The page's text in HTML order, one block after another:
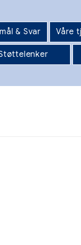
& Svar Våre